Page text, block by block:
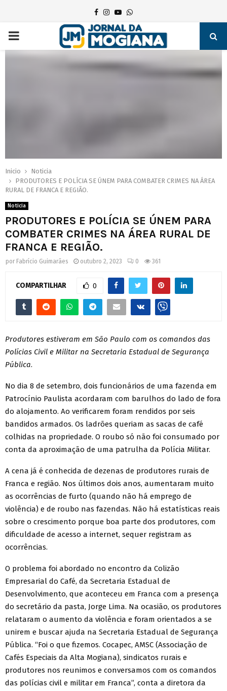
Facebook
Instagram
YoutubeWhatsapp
PRIMARY
Inicio
Noticia
PRODUTORES E POLÍCIA SE ÚNEM PARA COMBATER CRIMES NA ÁREA
RURAL DE FRANCA E REGIÃO.
Noticia
PRODUTORES E POLÍCIA SE ÚNEM PARA
COMBATER CRIMES NA ÁREA RURAL DE
FRANCA E REGIÃO.
por Fabrício Guimarães outubro 2, 2023 0 361
COMPARTILHAR 0
Produtores estiveram em São Paulo com os comandos das
Polícias Civil e Militar na Secretaria Estadual de Segurança
Pública.
No dia 8 de setembro, dois funcionários de uma fazenda em
Patrocínio Paulista acordaram com barulhos do lado de fora
do alojamento. Ao verificarem foram rendidos por seis
bandidos armados. Os ladrões queriam as sacas de café
colhidas na propriedade. O roubo só não foi consumado por
conta da aproximação de uma patrulha da Polícia Militar.
A cena já é conhecida de dezenas de produtores rurais de
Franca e região. Nos últimos dois anos, aumentaram muito
as ocorrências de furto (quando não há emprego de
violência) e de roubo nas fazendas. Não há estatísticas reais
sobre o crescimento porque boa parte dos produtores, com
dificuldade de acesso a internet, sequer registram as
ocorrências.
O problema foi abordado no encontro da Colizão
Empresarial do Café, da Secretaria Estadual de
Desenvolvimento, que aconteceu em Franca com a presença
do secretário da pasta, Jorge Lima. Na ocasião, os produtores
relataram o aumento da violência e foram orientados a se
unirem e buscar ajuda na Secretaria Estadual de Segurança
Pública. “Foi o que fizemos. Cocapec, AMSC (Associação de
Cafés Especiais da Alta Mogiana), sindicatos rurais e
produtores nos reunimos e conversamos com os comandos
das polícias civil e militar em Franca”, conta a diretora da